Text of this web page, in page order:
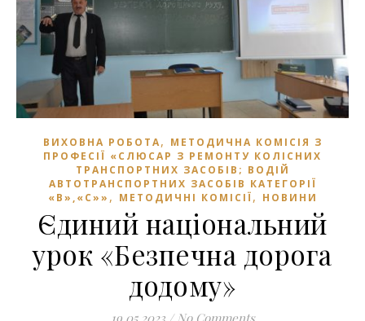
ВИХОВНА РОБОТА, МЕТОДИЧНА КОМІСІЯ З
ПРОФЕСІЇ «СЛЮСАР З РЕМОНТУ КОЛІСНИХ
ТРАНСПОРТНИХ ЗАСОБІВ; ВОДІЙ
АВТОТРАНСПОРТНИХ ЗАСОБІВ КАТЕГОРІЇ
«В»,«С»» , МЕТОДИЧНІ КОМІСІЇ, НОВИНИ
Єдиний національний
урок «Безпечна дорога
додому»
19.05.2023 / No Comments